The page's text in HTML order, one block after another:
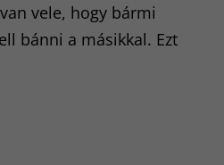
vele, hogy bármi
bánni a másikkal. Ezt